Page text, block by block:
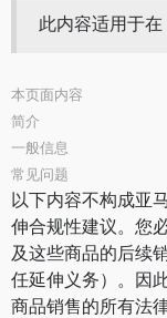
此内容适用于在
本页面内容
简介
一般信息
常见问题
以下内容不构成亚
伸合规性建议。您
及这些商品的后续
任延伸义务）。因
商品销售的所有法